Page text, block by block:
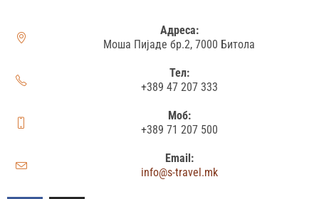
Адреса:
Моша Пијаде бр.2, 7000 Битола
Тел:
+389 47 207 333
Моб:
+389 71 207 500
Email:
info@s-travel.mk